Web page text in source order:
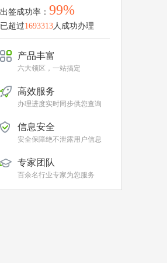
出签成功率： 99%
已超过1693313人成功办理
产品丰富
六大领区，一站搞定
高效服务
办理进度实时同步供您查询
信息安全
安全保障绝不泄露用户信息
专家团队
百余名行业专家为您服务